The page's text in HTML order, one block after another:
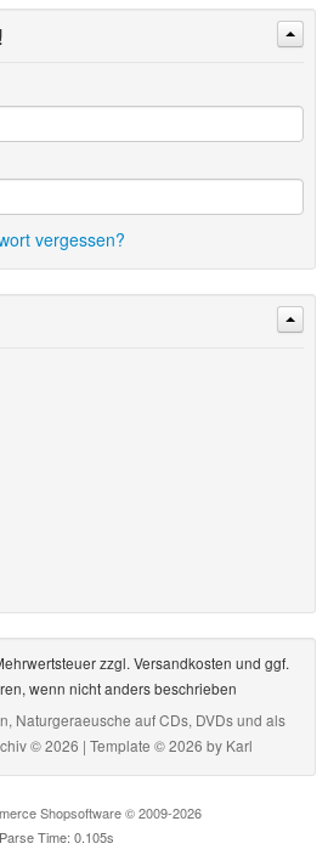
vergessen?
zzgl. Versandkosten und ggf.
wenn nicht anders beschrieben
Naturgeraeusche auf CDs, DVDs und als
© 2026 | Template © 2026 by Karl
Shopsoftware © 2009-2026
Parse Time: 0.105s